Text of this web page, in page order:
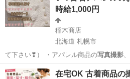
時給1,000円
稲木商店
北海道 札幌市
て下さい❣） ・アパレル商品の写真撮影
北海道 札幌市 その他 古着
在宅OK 古着商品